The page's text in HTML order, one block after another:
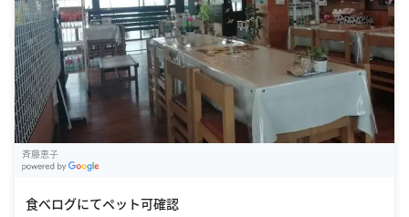
斉藤恵子
食べログにてペット可確認